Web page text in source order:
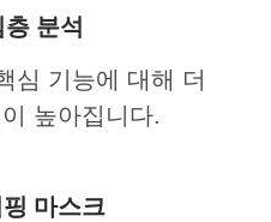
분석
심 기능에 대해 더
높아집니다.
마스크